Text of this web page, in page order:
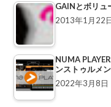
GAINとボリュ
2013年1月22
NUMA
ンストゥルメ
2022年3月8日